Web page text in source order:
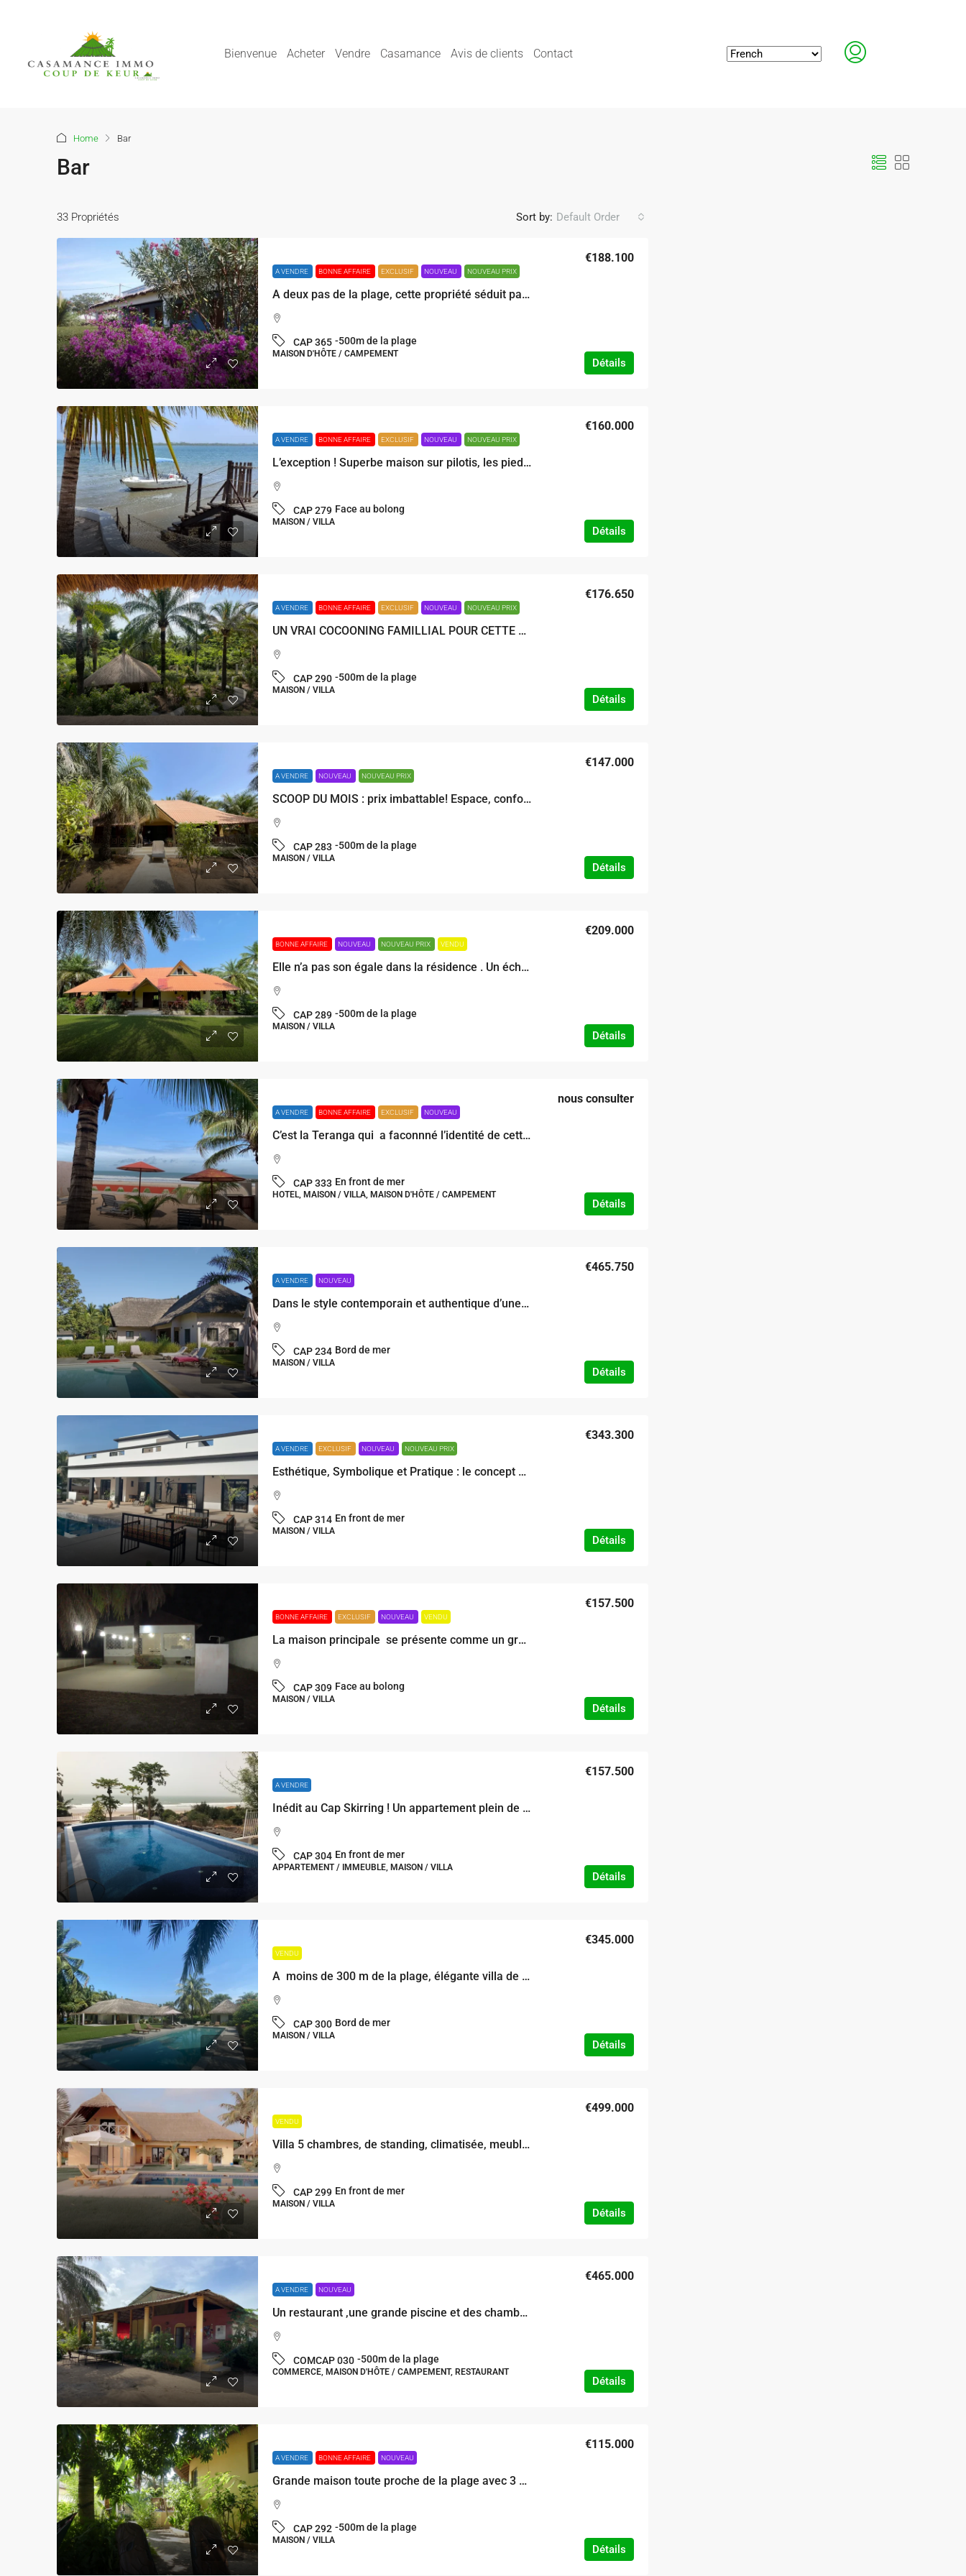
Bienvenue Acheter Vendre Casamance Avis de clients Contact
Home Bar
Bar
33 Propriétés Sort by: Default Order
A VENDRE BONNE AFFAIRE EXCLUSIF NOUVEAU NOUVEAU PRIX
A deux pas de la plage, cette propriété séduit par son atmosphère conviviale et son potentiel d’accueil , que ce soit pour des séjours en famille, entre amis, ou dans le cadre d’une maison d hôtes
€188.100
CAP 365 -500m de la plage
MAISON D'HÔTE / CAMPEMENT
Détails
A VENDRE BONNE AFFAIRE EXCLUSIF NOUVEAU NOUVEAU PRIX
L’exception ! Superbe maison sur pilotis, les pieds dans l’eau La perle des Iles
€160.000
CAP 279 Face au bolong
MAISON / VILLA
Détails
A VENDRE BONNE AFFAIRE EXCLUSIF NOUVEAU NOUVEAU PRIX
UN VRAI COCOONING FAMILLIAL POUR CETTE VILLA TOTALEMENT RENOVEE
€176.650
CAP 290 -500m de la plage
MAISON / VILLA
Détails
A VENDRE NOUVEAU NOUVEAU PRIX
SCOOP DU MOIS : prix imbattable! Espace, confort et charme dans un emplacement idéal au bord de la plage
€147.000
CAP 283 -500m de la plage
MAISON / VILLA
Détails
BONNE AFFAIRE NOUVEAU NOUVEAU PRIX VENDU
Elle n’a pas son égale dans la résidence . Un écho à nos valeurs :Entre authenticité, modernité et raffinement . A deux pas de la plage
€209.000
CAP 289 -500m de la plage
MAISON / VILLA
Détails
A VENDRE BONNE AFFAIRE EXCLUSIF NOUVEAU
C’est la Teranga qui a faconnné l’identité de cette propriété de charme et de convivialité pour son mode de vie .Une immersion dans un cadre Chaleureux sur une des plus belles plages du Sénégal. Une propriété multifacettes à part
nous consulter
CAP 333 En front de mer
HOTEL, MAISON / VILLA, MAISON D'HÔTE / CAMPEMENT
Détails
A VENDRE NOUVEAU
Dans le style contemporain et authentique d’une villa élégante, la promesse d’un quotidien des plus savoureux
€465.750
CAP 234 Bord de mer
MAISON / VILLA
Détails
A VENDRE EXCLUSIF NOUVEAU NOUVEAU PRIX
Esthétique, Symbolique et Pratique : le concept ambitieux d’une villa au deuxieme rang où la qualité se conjugue avec le bon gôut .
€343.300
CAP 314 En front de mer
MAISON / VILLA
Détails
BONNE AFFAIRE EXCLUSIF NOUVEAU VENDU
La maison principale se présente comme un grand loft avec des circulations arérées avec sa magnifique véranda aux ouvertures sur les grands palmiers du jardin et sur le bleu de la piscine , son salon lumineux à la déco trendy . A l’entrée principale , dans un espace épuré sur fond blanc une cuisine avec son cellier et deux chambres apaisantes .
€157.500
CAP 309 Face au bolong
MAISON / VILLA
Détails
A VENDRE
Inédit au Cap Skirring ! Un appartement plein de charme pieds dans l’eau avec piscine !
€157.500
CAP 304 En front de mer
APPARTEMENT / IMMEUBLE, MAISON / VILLA
Détails
VENDU
A moins de 300 m de la plage, élégante villa de 4/5 chambres dans la résidence de prestige de la baie de Boucotte
€345.000
CAP 300 Bord de mer
MAISON / VILLA
Détails
VENDU
Villa 5 chambres, de standing, climatisée, meublée et équipée en front de mer
€499.000
CAP 299 En front de mer
MAISON / VILLA
Détails
A VENDRE NOUVEAU
Un restaurant ,une grande piscine et des chambres à un emplacement de choix
€465.000
COMCAP 030 -500m de la plage
COMMERCE, MAISON D'HÔTE / CAMPEMENT, RESTAURANT
Détails
A VENDRE BONNE AFFAIRE NOUVEAU
Grande maison toute proche de la plage avec 3 belles chambres. Ne pas attendre et accueillir à temps cette rare opportunité
€115.000
CAP 292 -500m de la plage
MAISON / VILLA
Détails